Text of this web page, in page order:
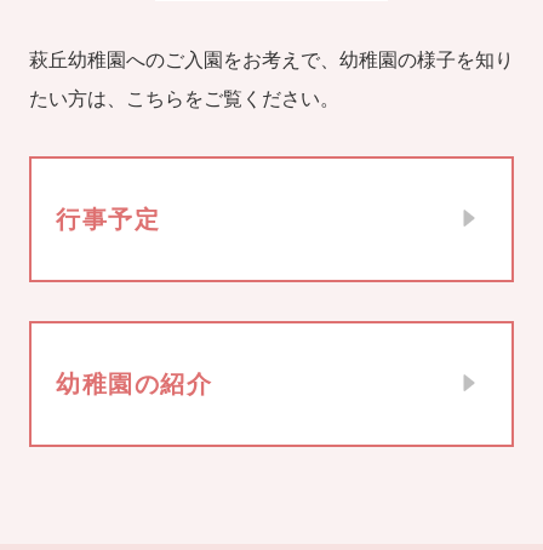
萩丘幼稚園へのご入園をお考えで、幼稚園の様子を知り
たい方は、こちらをご覧ください。
行事予定
幼稚園の紹介